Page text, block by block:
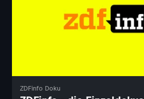
ZDFinfo Doku